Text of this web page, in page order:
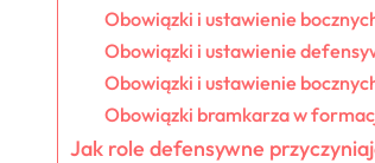
Obowiązki i ustawienie
Obowiązki i ustawienie
Obowiązki i ustawienie
Obowiązki bramkarza w
Jak role defensywne